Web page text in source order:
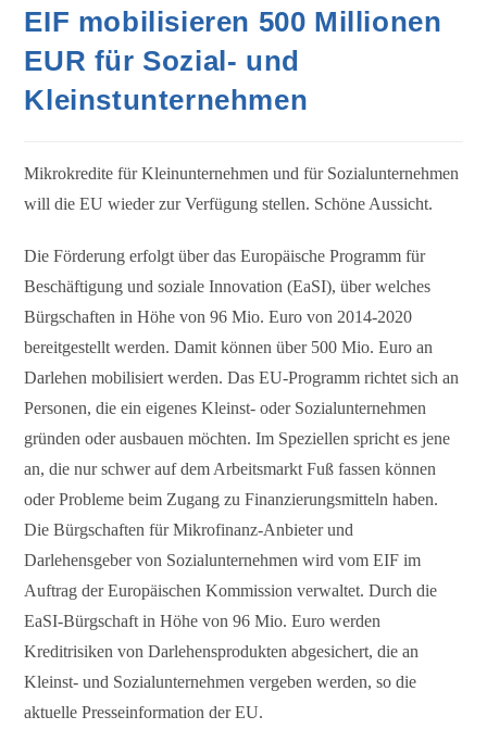
EIF mobilisieren 500 Millionen
EUR für Sozial- und
Kleinstunternehmen
Mikrokredite für Kleinunternehmen und für Sozialunternehmen
will die EU wieder zur Verfügung stellen. Schöne Aussicht.
Die Förderung erfolgt über das Europäische Programm für
Beschäftigung und soziale Innovation (EaSI), über welches
Bürgschaften in Höhe von 96 Mio. Euro von 2014-2020
bereitgestellt werden. Damit können über 500 Mio. Euro an
Darlehen mobilisiert werden. Das EU-Programm richtet sich an
Personen, die ein eigenes Kleinst- oder Sozialunternehmen
gründen oder ausbauen möchten. Im Speziellen spricht es jene
an, die nur schwer auf dem Arbeitsmarkt Fuß fassen können
oder Probleme beim Zugang zu Finanzierungsmitteln haben.
Die Bürgschaften für Mikrofinanz-Anbieter und
Darlehensgeber von Sozialunternehmen wird vom EIF im
Auftrag der Europäischen Kommission verwaltet. Durch die
EaSI-Bürgschaft in Höhe von 96 Mio. Euro werden
Kreditrisiken von Darlehensprodukten abgesichert, die an
Kleinst- und Sozialunternehmen vergeben werden, so die
aktuelle Presseinformation der EU.